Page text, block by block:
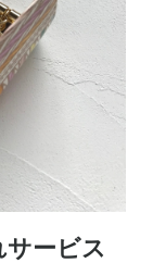
サービス